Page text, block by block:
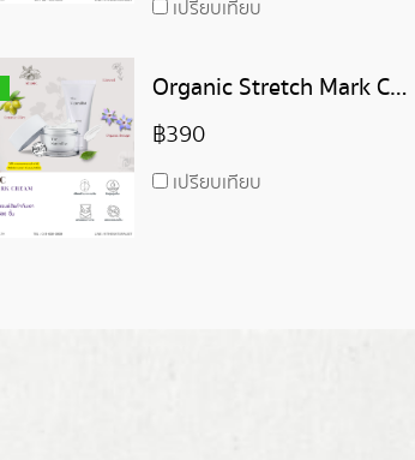
เปรียบเทียบ
Organic Stretch Mark Cream - ครีมมาร์คลดรอยแตกลาย
฿390
เปรียบเทียบ